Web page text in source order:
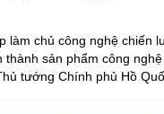
làm chủ công nghệ chiến
thành sản phẩm công
tướng Chính phủ Hồ